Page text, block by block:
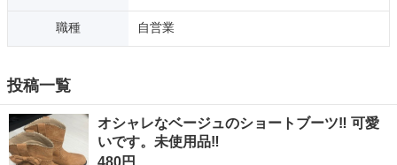
職種 自営業
投稿一覧
オシャレなベージュのショートブーツ‼️ 可愛
いです。未使用品‼️
480円